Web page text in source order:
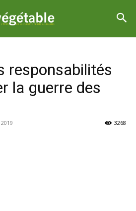
responsabilités
la guerre des
3268